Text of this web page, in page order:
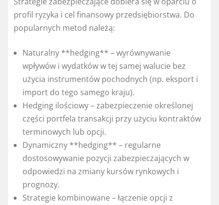
profil ryzyka i cel finansowy przedsiębiorstwa. Do
popularnych metod należą:
Naturalny **hedging** – wyrównywanie
wpływów i wydatków w tej samej walucie bez
użycia instrumentów pochodnych (np. eksport i
import do tego samego kraju).
Hedging ilościowy – zabezpieczenie określonej
części portfela transakcji przy użyciu kontraktów
terminowych lub opcji.
Dynamiczny **hedging** – regularne
dostosowywanie pozycji zabezpieczających w
odpowiedzi na zmiany kursów rynkowych i
prognozy.
Strategie kombinowane – łączenie opcji z